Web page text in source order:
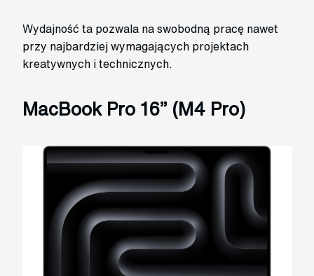
Wydajność ta pozwala na swobodną pracę nawet
przy najbardziej wymagających projektach
kreatywnych i technicznych.
MacBook Pro 16” (M4 Pro)